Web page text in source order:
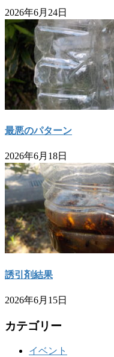
2026年6月24日
最悪のパターン
2026年6月18日
誘引剤結果
2026年6月15日
カテゴリー
イベント